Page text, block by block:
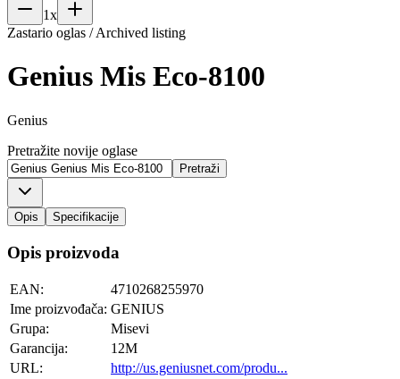
1x
Zastario oglas / Archived listing
Genius Mis Eco-8100
Genius
Pretražite novije oglase
Pretraži
Opis Specifikacije
Opis proizvoda
EAN:
4710268255970
Ime proizvođača: GENIUS
Grupa:
Misevi
Garancija:
12M
URL:
http://us.geniusnet.com/produ...